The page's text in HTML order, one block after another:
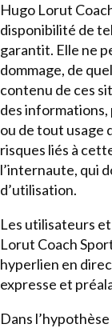
Hugo Lorut
disponibilité de
garantit. Elle ne
dommage, de
contenu de ces
des informations,
ou de tout usage
risques liés à
l’internaute, qui
d’utilisation.
Les utilisateurs
Lorut Coach
hyperlien en
expresse et
Dans